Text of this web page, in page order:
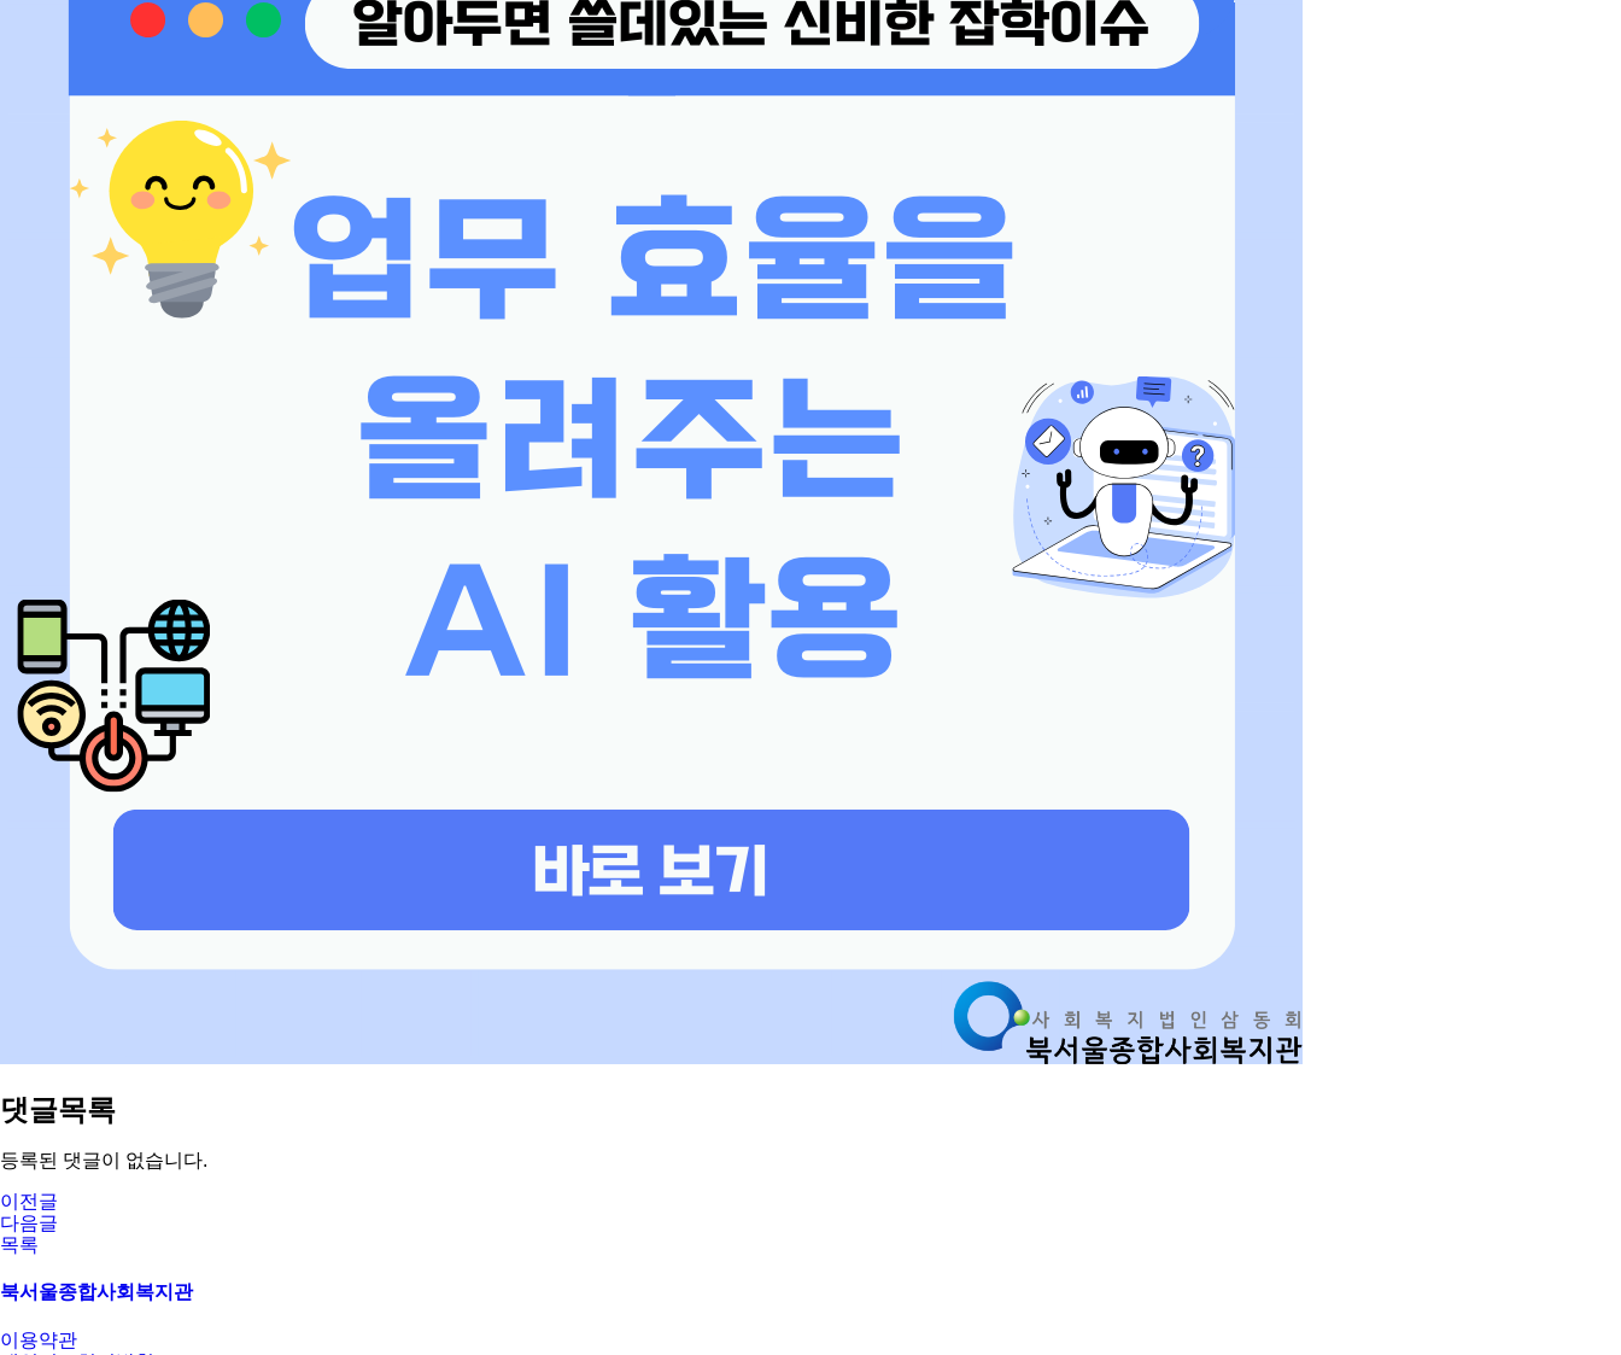
댓글목록
등록된 댓글이 없습니다.
이전글
다음글
목록
북서울종합사회복지관
이용약관